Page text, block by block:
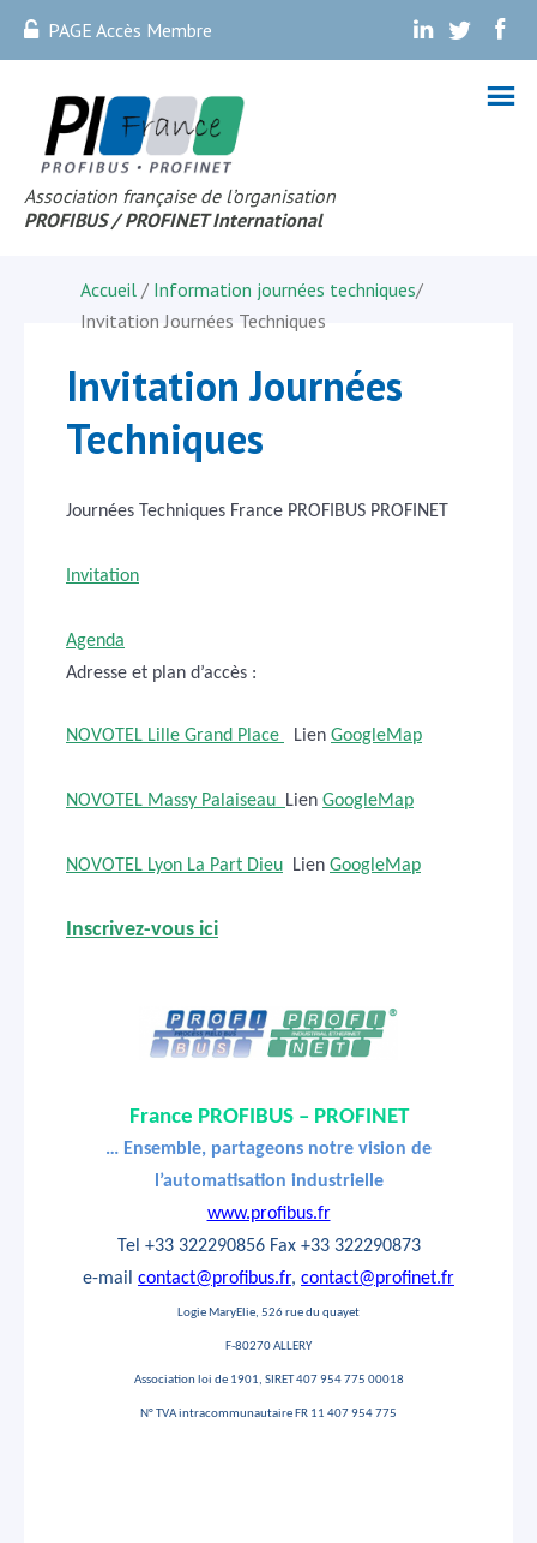
PAGE Accès Membre . . .
Association française de l’organisation
PROFIBUS / PROFINET International
Accueil / Information journées techniques/
Invitation Journées Techniques
Invitation Journées
Techniques
Journées Techniques France PROFIBUS PROFINET
Invitation
Agenda
Adresse et plan d’accès :
NOVOTEL Lille Grand Place Lien GoogleMap
NOVOTEL Massy Palaiseau Lien GoogleMap
NOVOTEL Lyon La Part Dieu Lien GoogleMap
Inscrivez-vous ici
France PROFIBUS – PROFINET
… Ensemble, partageons notre vision de
l’automatisation industrielle
www.profibus.fr
Tel +33 322290856 Fax +33 322290873
e-mail contact@profibus.fr, contact@profinet.fr
Logie MaryElie, 526 rue du quayet
F-80270 ALLERY
Association loi de 1901, SIRET 407 954 775 00018
N° TVA intracommunautaire FR 11 407 954 775